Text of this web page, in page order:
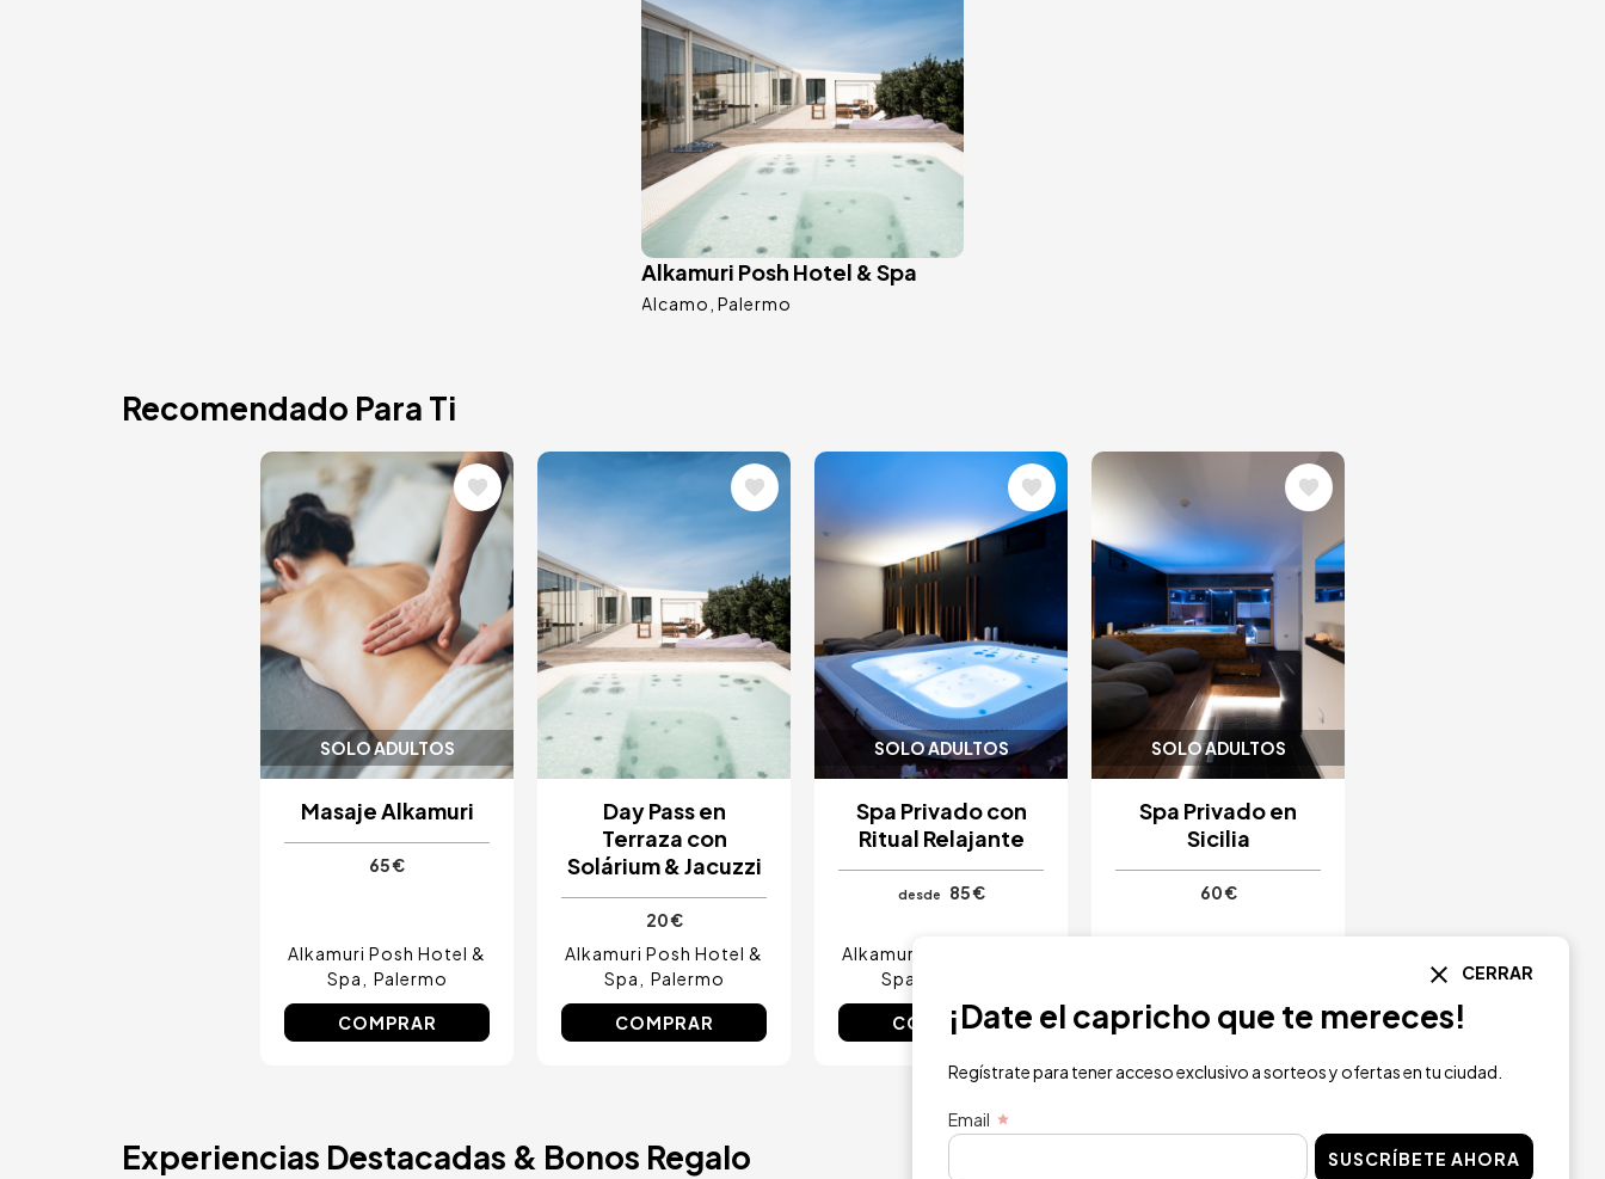
Alkamuri Posh Hotel & Spa
Alcamo Palermo
Recomendado Para Ti
SOLO ADULTOS
Image
Masaje Alkamuri
65 €
Alkamuri Posh Hotel &
Spa
Palermo
COMPRAR
Image
Day Pass en
Terraza con
Solárium & Jacuzzi
20 €
Alkamuri Posh Hotel &
Spa
Palermo
COMPRAR
SOLO ADULTOS
Image
Spa Privado con
Ritual Relajante
desde 85 €
Alkamuri Posh Hotel &
Spa
COMPRAR
SOLO ADULTOS
Image
Spa Privado en
Sicilia
60 €
COMPRAR
Experiencias Destacadas & Bonos Regalo Ver todo
CERRAR
¡Date el capricho que te mereces!
Regístrate para tener acceso exclusivo a sorteos y ofertas en tu ciudad.
Email
SUSCRÍBETE AHORA